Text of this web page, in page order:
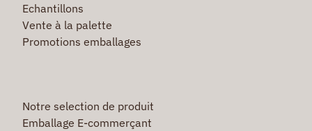
Echantillons
Vente à la palette
Promotions emballages
Notre selection de produit
Emballage E-commerçant